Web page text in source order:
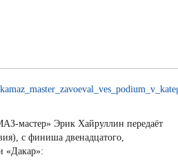
мастер» Эрик Хайруллин передаёт
с финиша двенадцатого,
«Дакар»: